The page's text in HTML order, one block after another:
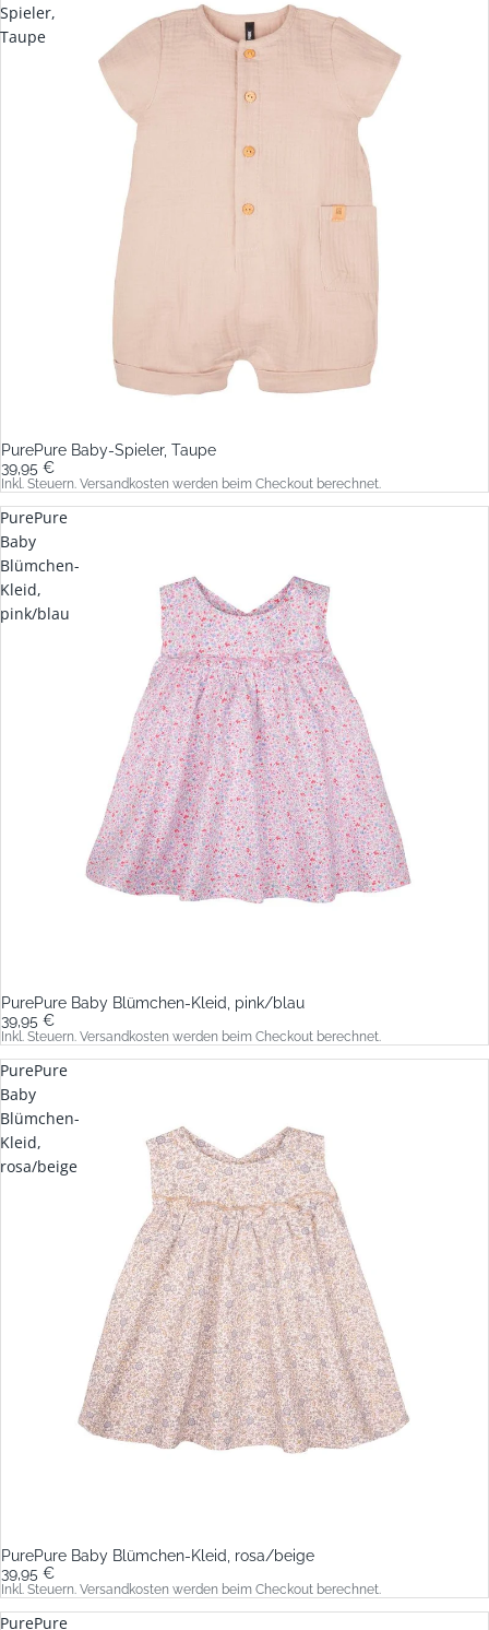
Spieler,
Taupe
PurePure Baby-Spieler, Taupe
39,95 €
Inkl. Steuern. Versandkosten werden beim Checkout berechnet.
PurePure
Baby
Blümchen-
Kleid,
pink/blau
PurePure Baby Blümchen-Kleid, pink/blau
39,95 €
Inkl. Steuern. Versandkosten werden beim Checkout berechnet.
PurePure
Baby
Blümchen-
Kleid,
rosa/beige
PurePure Baby Blümchen-Kleid, rosa/beige
39,95 €
Inkl. Steuern. Versandkosten werden beim Checkout berechnet.
PurePure